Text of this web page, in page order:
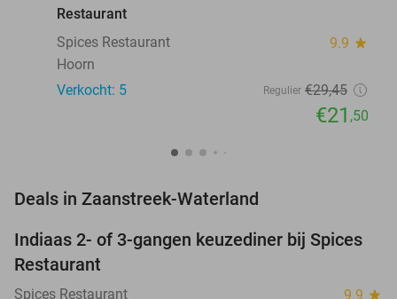
Restaurant
Spices Restaurant
9.9 star
Hoorn
Verkocht: 5
Regulier €29,45
€21 ,50
Deals in Zaanstreek-Waterland
27%
TODAY
Indiaas 2- of 3-gangen keuzediner bij Spices
Restaurant
Spices Restaurant 9.9 star